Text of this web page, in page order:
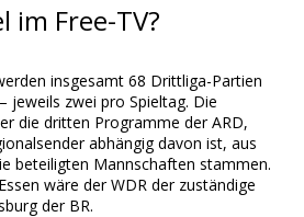
im Free-TV?
insgesamt 68 Drittliga-Partien
jeweils zwei pro Spieltag. Die
die dritten Programme der ARD,
abhängig davon ist, aus
beteiligten Mannschaften stammen.
wäre der WDR der zuständige
der BR.